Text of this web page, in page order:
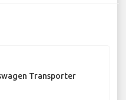
Transporter